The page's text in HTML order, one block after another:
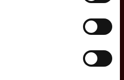
infektionsberedskab